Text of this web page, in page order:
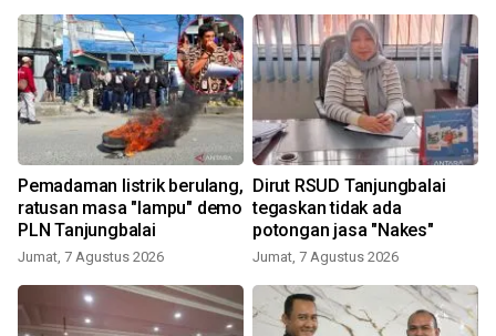
Pemadaman listrik berulang,
ratusan masa "lampu" demo
PLN Tanjungbalai
Jumat, 7 Agustus 2026
Dirut RSUD Tanjungbalai
tegaskan tidak ada
potongan jasa "Nakes"
Jumat, 7 Agustus 2026